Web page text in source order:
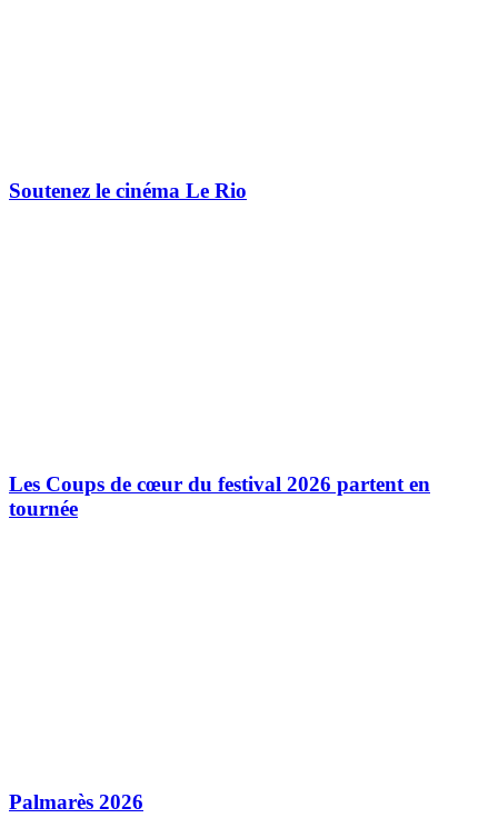
Soutenez le cinéma Le Rio
Les Coups de cœur du festival 2026 partent en
tournée
Palmarès 2026